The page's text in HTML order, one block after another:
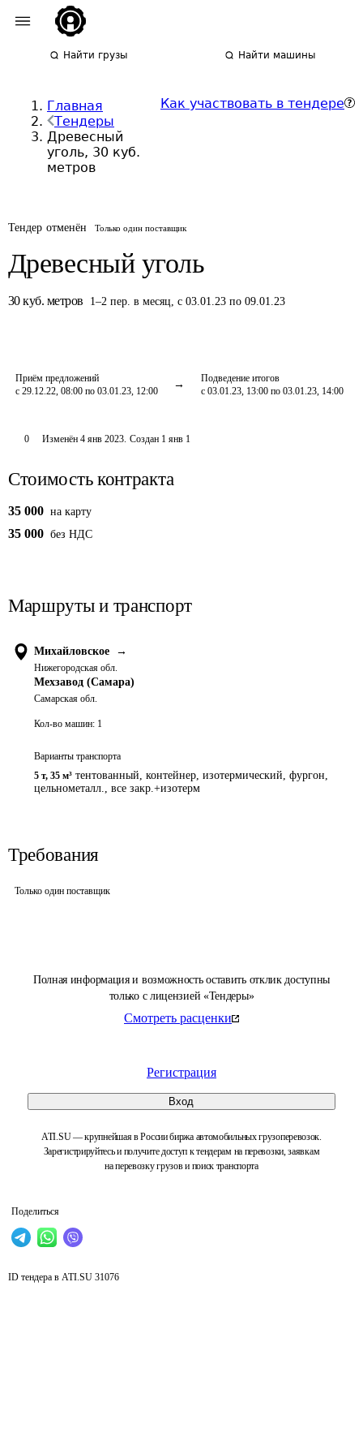
Найти грузы Найти машины
Главная
Тендеры
Древесный
уголь, 30 куб.
метров
Как участвовать в тендере
Тендер отменён Только один поставщик
Древесный уголь
30 куб. метров 1–2 пер. в месяц, с 03.01.23 по 09.01.23
Приём предложений
с 29.12.22, 08:00 по 03.01.23, 12:00
Подведение итогов
с 03.01.23, 13:00 по 03.01.23, 14:00
Полная информация и возможность оставить отклик доступны
только с лицензией «Тендеры»
Смотреть расценки
Регистрация
Вход
ATI.SU — крупнейшая в России биржа автомобильных грузоперевозок.
Зарегистрируйтесь и получите доступ к тендерам на перевозки, заявкам
на перевозку грузов и поиск транспорта
Поделиться
0 Изменён 4 янв 2023. Создан 1 янв 1
Стоимость контракта
35 000 на карту
35 000 без НДС
Маршруты и транспорт
Михайловское →
Нижегородская обл.
Мехзавод (Самара)
Самарская обл.
Кол-во машин: 1
Варианты транспорта
5 т, 35 м³ тентованный, контейнер, изотермический, фургон,
цельнометалл., все закр.+изотерм
Требования
Только один поставщик
ID тендера в ATI.SU 31076